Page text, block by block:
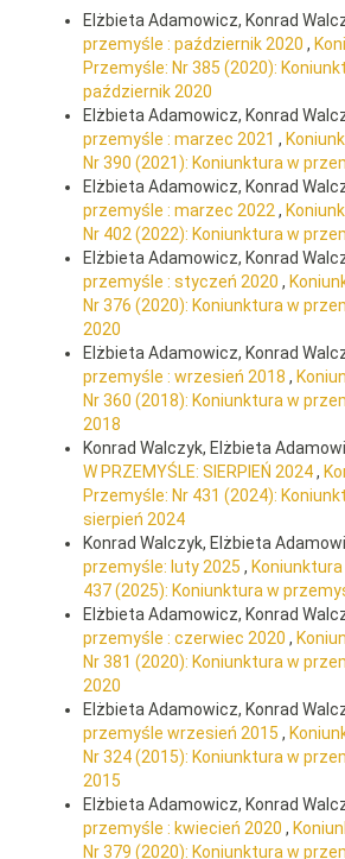
Elżbieta Adamowicz, Konrad
przemyśle : październik 2020 ,
Przemyśle: Nr 385 (2020):
październik 2020
Elżbieta Adamowicz, Konrad
przemyśle : marzec 2021 ,
Nr 390 (2021): Koniunktura w
Elżbieta Adamowicz, Konrad
przemyśle : marzec 2022 ,
Nr 402 (2022): Koniunktura w
Elżbieta Adamowicz, Konrad
przemyśle : styczeń 2020 ,
Nr 376 (2020): Koniunktura w
2020
Elżbieta Adamowicz, Konrad
przemyśle : wrzesień 2018 ,
Nr 360 (2018): Koniunktura w
2018
Konrad Walczyk, Elżbieta
W PRZEMYŚLE: SIERPIEŃ 2024,
Przemyśle: Nr 431 (2024):
sierpień 2024
Konrad Walczyk, Elżbieta
przemyśle: luty 2025 ,
437 (2025): Koniunktura w
Elżbieta Adamowicz, Konrad
przemyśle : czerwiec 2020 ,
Nr 381 (2020): Koniunktura w
2020
Elżbieta Adamowicz, Konrad
przemyśle wrzesień 2015 ,
Nr 324 (2015): Koniunktura w
2015
Elżbieta Adamowicz, Konrad
przemyśle : kwiecień 2020 ,
Nr 379 (2020): Koniunktura w